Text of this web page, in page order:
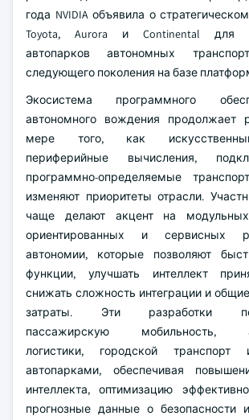
года NVIDIA объявила о
Toyota, Aurora и Continental для
автопарков автономных
следующего поколения на базе платформ
Экосистема программного
автономного вождения продолжает
мере того, как
периферийные вычисления,
программно-определяемые
изменяют приоритеты отрасли.
чаще делают акцент на
ориентированных и сервисных
автономии, которые позволяют
функции, улучшать интеллект
снижать сложность интеграции и
затраты. Эти разработки
пассажирскую мобильность,
логистики, городской транспорт
автопарками, обеспечивая
интеллекта, оптимизацию
прогнозные данные о безопасности